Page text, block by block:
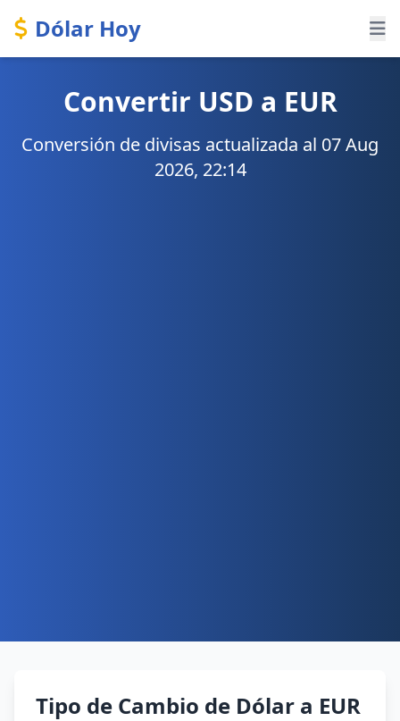
Dólar Hoy
Convertir USD a EUR
Conversión de divisas actualizada al 07 Aug
2026, 22:14
Tipo de Cambio de Dólar a EUR